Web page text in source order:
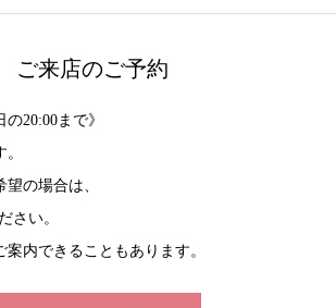
ご来店のご予約
20:00まで》
の場合は、
さい。
内できることもあります。